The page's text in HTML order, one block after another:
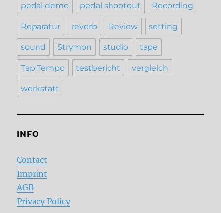
pedal demo pedal shootout Recording
Reparatur reverb Review setting
sound Strymon studio tape
Tap Tempo testbericht vergleich
werkstatt
INFO
Contact
Imprint
AGB
Privacy Policy